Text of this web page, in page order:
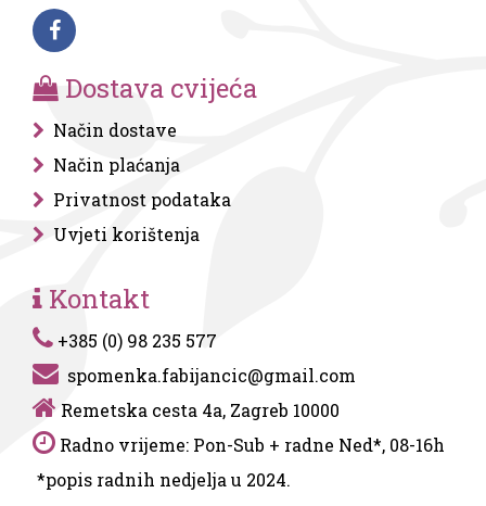
Dostava cvijeća
Način dostave
Način plaćanja
Privatnost podataka
Uvjeti korištenja
Kontakt
+385 (0) 98 235 577
spomenka.fabijancic@gmail.com
Remetska cesta 4a, Zagreb 10000
Radno vrijeme: Pon-Sub + radne Ned*, 08-16h
*popis radnih nedjelja u 2024.